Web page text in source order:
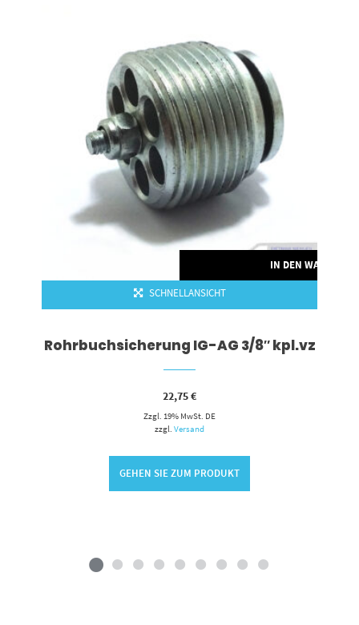
IN DEN
SCHNELLANSICHT
Rohrbuchsicherung IG-AG 3/8″ kpl.vz
22,75€
Zzgl. 19% MwSt. DE
zzgl.Versand
GEHEN SIE ZUM PRODUKT